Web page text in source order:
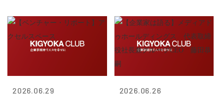
2026.06.29 2026.06.26